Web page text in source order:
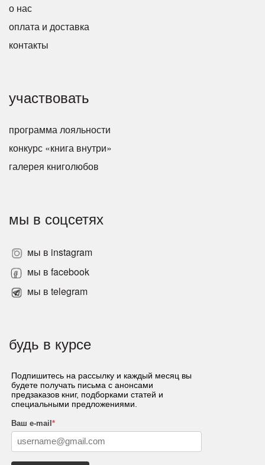
о нас
оплата и доставка
контакты
участвовать
программа лояльности
конкурс «книга внутри»
галерея книголюбов
мы в соцсетях
мы в instagram
мы в facebook
мы в telegram
будь в курсе
Подпишитесь на рассылку и каждый месяц вы
будете получать письма с анонсами
предзаказов книг, подборками статей и
специальными предложениями.
Ваш e-mail *